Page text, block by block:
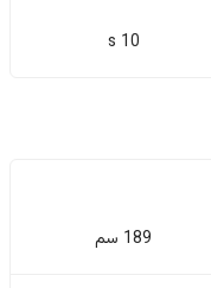
10 s
189 سم